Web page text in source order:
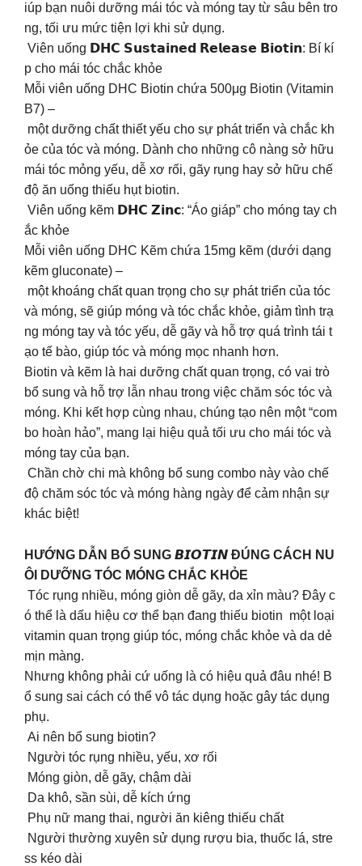
iúp bạn nuôi dưỡng mái tóc và móng tay từ sâu bên tro
ng, tối ưu mức tiện lợi khi sử dụng.
Viên uống 𝗗𝗛𝗖 𝗦𝘂𝘀𝘁𝗮𝗶𝗻𝗲𝗱 𝗥𝗲𝗹𝗲𝗮𝘀𝗲 𝗕𝗶𝗼𝘁𝗶𝗻: Bí kí
p cho mái tóc chắc khỏe
Mỗi viên uống DHC Biotin chứa 500μg Biotin (Vitamin
B7) –
một dưỡng chất thiết yếu cho sự phát triển và chắc kh
ỏe của tóc và móng. Dành cho những cô nàng sở hữu
mái tóc mỏng yếu, dễ xơ rối, gãy rụng hay sở hữu chế
độ ăn uống thiếu hụt biotin.
Viên uống kẽm 𝗗𝗛𝗖 𝗭𝗶𝗻𝗰: “Áo giáp” cho móng tay ch
ắc khỏe
Mỗi viên uống DHC Kẽm chứa 15mg kẽm (dưới dạng
kẽm gluconate) –
một khoáng chất quan trọng cho sự phát triển của tóc
và móng, sẽ giúp móng và tóc chắc khỏe, giảm tình trạ
ng móng tay và tóc yếu, dễ gãy và hỗ trợ quá trình tái t
ạo tế bào, giúp tóc và móng mọc nhanh hơn.
Biotin và kẽm là hai dưỡng chất quan trọng, có vai trò
bổ sung và hỗ trợ lẫn nhau trong việc chăm sóc tóc và
móng. Khi kết hợp cùng nhau, chúng tạo nên một “com
bo hoàn hảo”, mang lại hiệu quả tối ưu cho mái tóc và
móng tay của bạn.
️ Chần chờ chi mà không bổ sung combo này vào chế
độ chăm sóc tóc và móng hàng ngày để cảm nhận sự
khác biệt!
HƯỚNG DẪN BỔ SUNG 𝘽𝙄𝙊𝙏𝙄𝙉 ĐÚNG CÁCH NU
ÔI DƯỠNG TÓC MÓNG CHẮC KHỎE
Tóc rụng nhiều, móng giòn dễ gãy, da xỉn màu? Đây c
ó thể là dấu hiệu cơ thể bạn đang thiếu biotin một loại
vitamin quan trọng giúp tóc, móng chắc khỏe và da dẻ
mịn màng.
Nhưng không phải cứ uống là có hiệu quả đâu nhé! B
ổ sung sai cách có thể vô tác dụng hoặc gây tác dụng
phụ.
Ai nên bổ sung biotin?
Người tóc rụng nhiều, yếu, xơ rối
Móng giòn, dễ gãy, chậm dài
Da khô, sần sùi, dễ kích ứng
Phụ nữ mang thai, người ăn kiêng thiếu chất
Người thường xuyên sử dụng rượu bia, thuốc lá, stre
ss kéo dài